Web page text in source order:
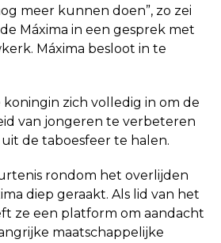
meer kunnen doen”, zo zei
Máxima in een gesprek met
Máxima besloot in te
koningin zich volledig in om de
van jongeren te verbeteren
de taboesfeer te halen.
rondom het overlijden
diep geraakt. Als lid van het
ze een platform om aandacht
maatschappelijke